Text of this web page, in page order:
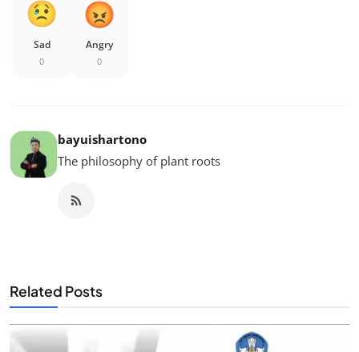
Sad
0
Angry
0
bayuishartono
The philosophy of plant roots
Related Posts